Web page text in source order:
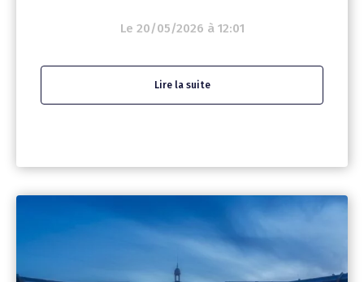
Le 20/05/2026 à 12:01
Lire la suite